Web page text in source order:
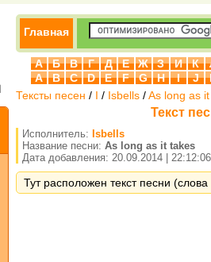
Главная
А Б В Г Д Е Ж З И К
A
B C D E F G H I J
Тексты песен / I / Isbells /As long as
Текст
Исполнитель: Isbells
Название песни: As long as it takes
Дата добавления: 20.09.2014 | 22:12:06
Тут расположен текст песни